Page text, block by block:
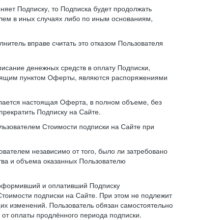
Подписку, то Подписка будет продолжать
в иных случаях либо по иным основаниям,
вправе считать это отказом Пользователя
денежных средств в оплату Подписки,
пунктом Оферты, являются распоряжениями
настоящая Оферта, в полном объеме, без
Подписку на Сайте.
Стоимости подписки на Сайте при
независимо от того, было ли затребовано
и объема оказанных Пользователю
и оплативший Подписку
подписки на Сайте. При этом не подлежит
изменений. Пользователь обязан самостоятельно
оплаты продлённого периода подписки.